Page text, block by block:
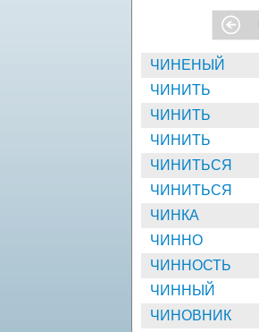
ЧИНЕНЫЙ
ЧИНИТЬ
ЧИНИТЬ
ЧИНИТЬ
ЧИНИТЬСЯ
ЧИНИТЬСЯ
ЧИНКА
ЧИННО
ЧИННОСТЬ
ЧИННЫЙ
ЧИНОВНИК